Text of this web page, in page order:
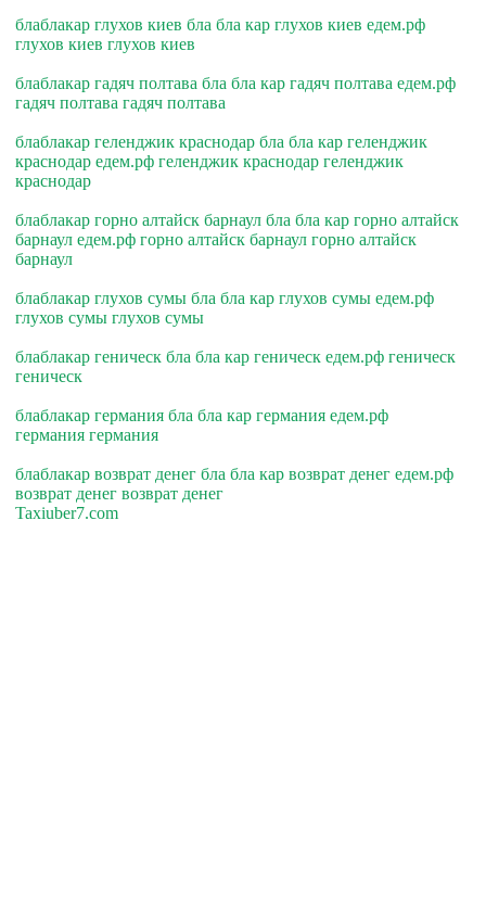
блаблакар глухов киев бла бла кар глухов киев едем.рф
глухов киев глухов киев
блаблакар гадяч полтава бла бла кар гадяч полтава едем.рф
гадяч полтава гадяч полтава
блаблакар геленджик краснодар бла бла кар геленджик
краснодар едем.рф геленджик краснодар геленджик
краснодар
блаблакар горно алтайск барнаул бла бла кар горно алтайск
барнаул едем.рф горно алтайск барнаул горно алтайск
барнаул
блаблакар глухов сумы бла бла кар глухов сумы едем.рф
глухов сумы глухов сумы
блаблакар геническ бла бла кар геническ едем.рф геническ
геническ
блаблакар германия бла бла кар германия едем.рф
германия германия
блаблакар возврат денег бла бла кар возврат денег едем.рф
возврат денег возврат денег
Taxiuber7.com